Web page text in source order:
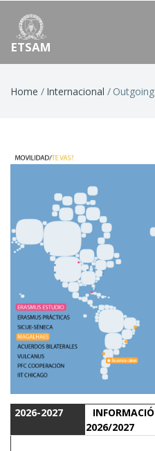
ETSAM
Breadcrumb
Home Internacional
2026-2027
2026/2027